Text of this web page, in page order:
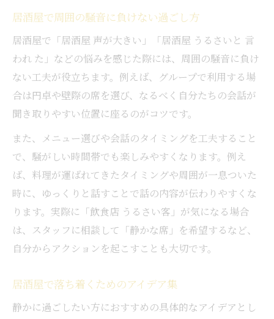
居酒屋で周囲の騒音に負けない過ごし方
居酒屋で「居酒屋 声が大きい」「居酒屋 うるさいと 言
われ た」などの悩みを感じた際には、周囲の騒音に負け
ない工夫が役立ちます。例えば、グループで利用する場
合は円卓や壁際の席を選び、なるべく自分たちの会話が
聞き取りやすい位置に座るのがコツです。
また、メニュー選びや会話のタイミングを工夫すること
で、騒がしい時間帯でも楽しみやすくなります。例え
ば、料理が運ばれてきたタイミングや周囲が一息ついた
時に、ゆっくりと話すことで話の内容が伝わりやすくな
ります。実際に「飲食店 うるさい客」が気になる場合
は、スタッフに相談して「静かな席」を希望するなど、
自分からアクションを起こすことも大切です。
居酒屋で落ち着くためのアイデア集
静かに過ごしたい方におすすめの具体的なアイデアとし